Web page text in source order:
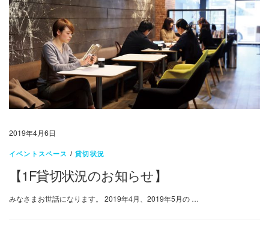
2019年4月6日
イベントスペース /貸切状況
【1F貸切状況のお知らせ】
みなさまお世話になります。 2019年4月、2019年5月の …